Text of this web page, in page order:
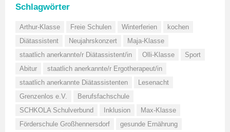
Schlagwörter
Arthur-Klasse Freie Schulen Winterferien
kochen
Diätassistent
Neujahrskonzert
Maja-Klasse
staatlich anerkannte/r Diätassistent/in
Olli-Klasse
Sport
Abitur
staatlich anerkannte/r Ergotherapeut/in
staatlich anerkannte Diätassistenten
Lesenacht
Grenzenlos e.V.
Berufsfachschule
SCHKOLA Schulverbund
Inklusion
Max-Klasse
Förderschule Großhennersdorf
gesunde Ernährung